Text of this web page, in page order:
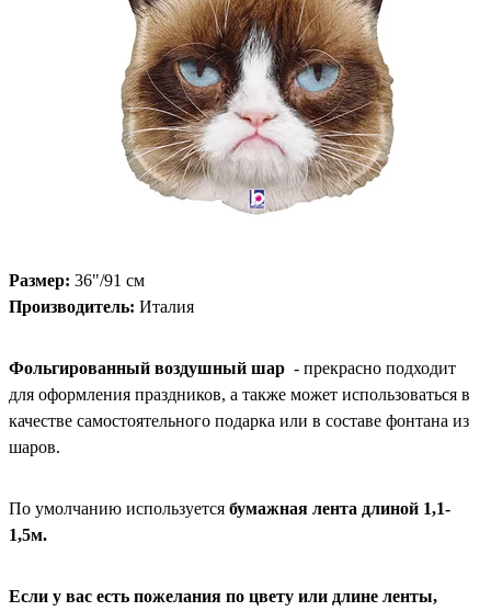
Размер: 36"/91 см
Производитель: Италия
Фольгированный воздушный шар - прекрасно подходит
для оформления праздников, а также может использоваться в
качестве самостоятельного подарка или в составе фонтана из
шаров.
По умолчанию используется бумажная лента длиной 1,1-
1,5м.
Если у вас есть пожелания по цвету или длине ленты,